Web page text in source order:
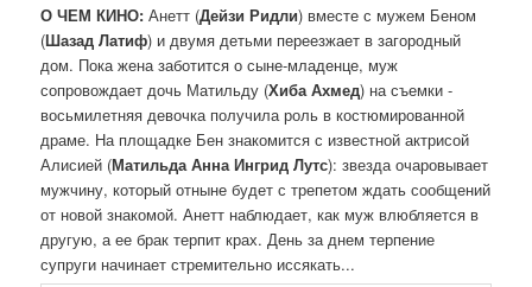
О ЧЕМ КИНО: Анетт (Дейзи Ридли) вместе с мужем Беном
(Шазад Латиф) и двумя детьми переезжает в загородный
дом. Пока жена заботится о сыне-младенце, муж
сопровождает дочь Матильду (Хиба Ахмед) на съемки -
восьмилетняя девочка получила роль в костюмированной
драме. На площадке Бен знакомится с известной актрисой
Алисией (Матильда Анна Ингрид Лутс): звезда очаровывает
мужчину, который отныне будет с трепетом ждать сообщений
от новой знакомой. Анетт наблюдает, как муж влюбляется в
другую, а ее брак терпит крах. День за днем терпение
супруги начинает стремительно иссякать...